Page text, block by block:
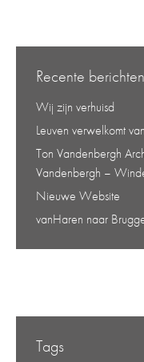
Recente berichten
Wij zijn verhuisd
Leuven verwelkomt
Ton Vandenbergh
Vandenbergh –
Nieuwe Website
vanHaren naar
Tags